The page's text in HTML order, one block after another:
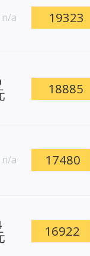
n/a 19323
18885
n/a 17480
16922